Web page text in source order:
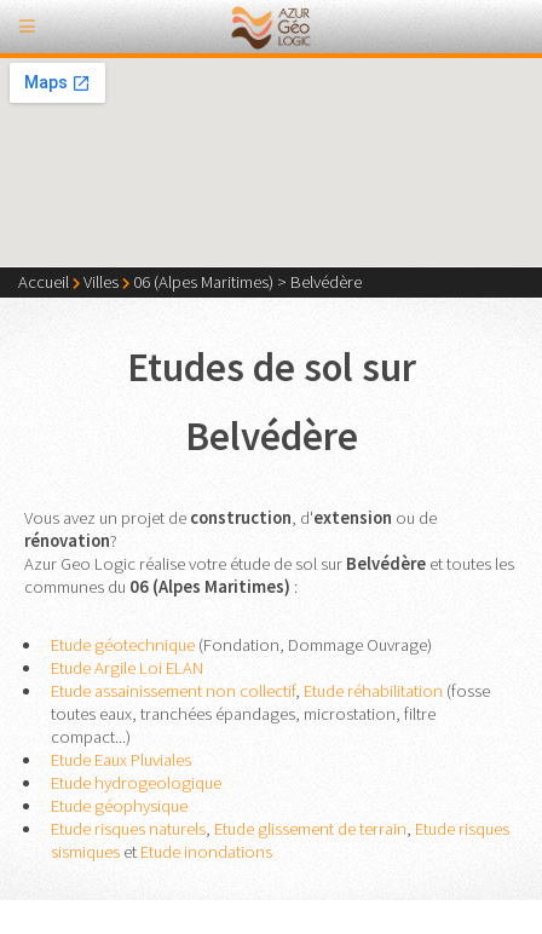
Accueil Villes 06 (Alpes Maritimes) > Belvédère
Etudes de sol sur
Belvédère
Vous avez un projet de construction , d'extension ou de
rénovation?
Azur Geo Logic réalise votre étude de sol sur Belvédère et toutes les
communes du 06 (Alpes Maritimes) :
Etude géotechnique(Fondation, Dommage Ouvrage)
Etude Argile Loi ELAN
Etude assainissement non collectif, Etude réhabilitation (fosse
toutes eaux, tranchées épandages, microstation, filtre
compact...)
Etude Eaux Pluviales
Etude hydrogeologique
Etude géophysique
Etude risques naturels, Etude glissement de terrain, Etude risques
sismiqueset Etude inondations